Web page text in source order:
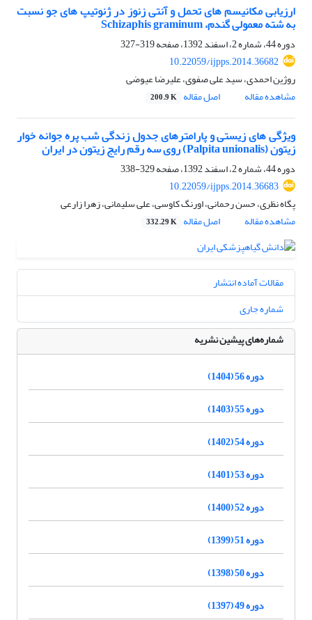
ارزیابی مکانیسم های تحمل و آنتی زنوز در ژنوتیپ های جو نسبت
به شته معمولی گندم، Schizaphis graminum
دوره 44، شماره 2، اسفند 1392، صفحه
319-327
10.22059/ijpps.2014.36682
روژین احمدی، سید علی صفوی، علیرضا عیوضی
مشاهده مقاله
اصل مقاله 200.9 K
ویژگی های زیستی و پارامترهای جدول زندگی شب پره جوانه خوار
زیتون (Palpita unionalis) روی سه رقم رایج زیتون در ایران
دوره 44، شماره 2، اسفند 1392، صفحه
329-338
10.22059/ijpps.2014.36683
پگاه نظری، حسن رحمانی، اورنگ کاوسی، علی سلیمانی، زهرا زارعی
مشاهده مقاله
اصل مقاله 332.29 K
مقالات آماده انتشار
شماره جاری
شماره‌های پیشین نشریه
دوره 56 (1404)
دوره 55 (1403)
دوره 54 (1402)
دوره 53 (1401)
دوره 52 (1400)
دوره 51 (1399)
دوره 50 (1398)
دوره 49 (1397)